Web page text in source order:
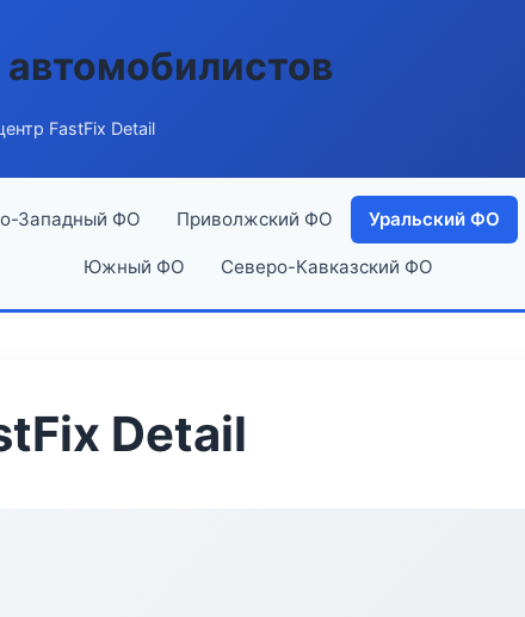
FastFix Detail
Западный ФО Приволжский ФО Уральский ФО
Южный ФО Северо-Кавказский ФО
Detail